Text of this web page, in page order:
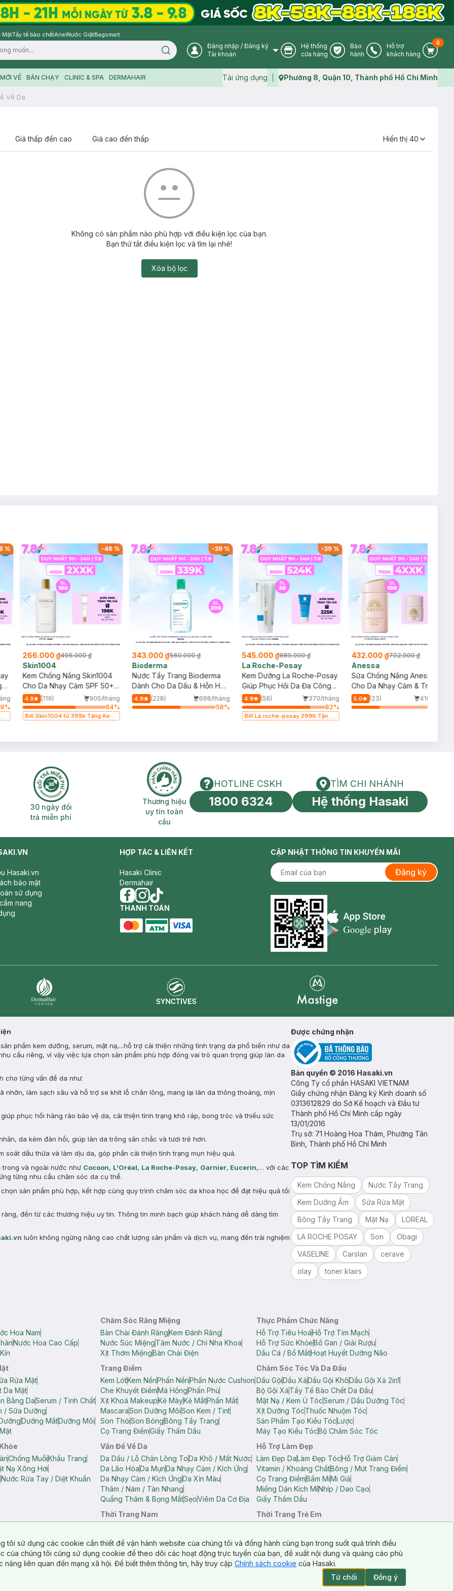
MặtTẩy tế bào chếtArielNước GiặtBagsmart
Search icon User Icon
Đăng nhập / Đăng ký
Tài khoản
Store Icon
Hệ thống
cửa hàng
Warranty Icon
Bảo
hành
Phone Icon
Hỗ trợ
khách hàng
Cart
0
VỀ BÁN CHẠY CLINIC & SPA DERMAHAIR Tải ứng dụng Map icon
Phường 8, Quận 10, Thành phố Hồ Chí Minh
Về Da
Giá thấp đến cao Giá cao đến thấp Hiển thị 40
Không có sản phẩm nào phù hợp với điều kiện lọc của bạn.
Bạn thử tắt điều kiện lọc và tìm lại nhé!
Xóa bộ lọc
%
%
-46%
266.000 ₫495.000 ₫
Skin1004
Kem Chống Nắng Skin1004
Cho Da Nhạy Cảm SPF 50+
50ml
4.8 (119)
905/tháng
64%
Bill Skin1004 từ 399k Tặng Kem
-39%
343.000 ₫560.000 ₫
Bioderma
Nước Tẩy Trang Bioderma
Dành Cho Da Dầu & Hỗn Hợp
500ml
4.9 (228)
698/tháng
58%
-39%
545.000 ₫889.000 ₫
La Roche-Posay
Kem Dưỡng La Roche-Posay
Giúp Phục Hồi Da Đa Công
Dụng 100ml
4.9 (56)
370/tháng
82%
Bill La roche-posay 399K Tặng
432.000 ₫702.000 ₫
Anessa
Sữa Chống Nắng Anessa
Cho Da Nhạy Cảm & Trẻ Em
60ml (Mới)
5.0 (23)
410/tháng
2H 30 ngày đổi trả miễn phí
30 ngày đổi
trả miễn phí
Thương hiệu uy tín toàn cầu
Thương hiệu
uy tín toàn
cầu
HOTLINE CSKH
HOTLINE CSKH
1800 6324
Tìm chi nhánh
TÌM CHI NHÁNH
Hệ thống Hasaki
Hasaki.vn
bảo mật
sử dụng
nang
HỢP TÁC & LIÊN KẾT
Hasaki Clinic
Dermahair
facebook
instagram
tiktok
THANH TOÁN
CẬP NHẬT THÔNG TIN KHUYẾN MÃI
Đăng ký
Appstore icon
phẩm kem dưỡng, serum, mặt nạ,...hỗ trợ cải thiện những tình trạng da phổ biến như da
cầu riêng, vì vậy việc lựa chọn sản phẩm phù hợp đóng vai trò quan trọng giúp làn da
cho từng vấn đề da như:
nhờn, làm sạch sâu và hỗ trợ se khít lỗ chân lông, mang lại làn da thông thoáng, mịn
phục hồi hàng rào bảo vệ da, cải thiện tình trạng khô ráp, bong tróc và thiếu sức
da kém đàn hồi, giúp làn da trông săn chắc và tươi trẻ hơn.
soát dầu thừa và làm dịu da, góp phần cải thiện tình trạng mụn hiệu quả.
và ngoài nước như Cocoon, L'Oréal, La Roche-Posay, Garnier, Eucerin,… với các
từng nhu cầu chăm sóc da cụ thể.
sản phẩm phù hợp, kết hợp cùng quy trình chăm sóc da khoa học để đạt hiệu quả tối
đến từ các thương hiệu uy tín. Thông tin minh bạch giúp khách hàng dễ dàng tìm
luôn không ngừng nâng cao chất lượng sản phẩm và dịch vụ, mang đến trải nghiệm
Được chứng nhận
Bản quyền © 2016 Hasaki.vn
Công Ty cổ phần HASAKI VIETNAM
Giấy chứng nhận Đăng ký Kinh doanh số
0313612829 do Sở Kế hoạch và Đầu tư
Thành phố Hồ Chí Minh cấp ngày
13/01/2016
Trụ sở: 71 Hoàng Hoa Thám, Phường Tân
Bình, Thành phố Hồ Chí Minh
TOP TÌM KIẾM
Kem Chống Nắng
Nước Tẩy Trang
Kem Dưỡng Ẩm
Sữa Rửa Mặt
Bông Tẩy Trang
Mặt Nạ
LOREAL
LA ROCHE POSAY
Son
Obagi
VASELINE
Carslan
cerave
olay
toner klairs
Hoa Nam
Nước Hoa Cao Cấp
Chăm Sóc Răng Miệng
Bàn Chải Đánh RăngKem Đánh Răng
Nước Súc MiệngTăm Nước / Chỉ Nha Khoa
Xịt Thơm MiệngBàn Chải Điện
Thực Phẩm Chức Năng
Hỗ Trợ Tiêu HoáHỗ Trợ Tim Mạch
Hỗ Trợ Sức KhỏeBổ Gan / Giải Rượu
Dầu Cá / Bổ MắtHoạt Huyết Dưỡng Não
Rửa Mặt
Da Mặt
Bằng DaSerum / Tinh Chất
/ Sữa Dưỡng
Dưỡng MắtDưỡng Môi
Trang Điểm
Kem LótKem NềnPhấn NềnPhấn Nước Cushion
Che Khuyết ĐiểmMá HồngPhấn Phủ
Xịt Khoá MakeupKẻ MàyKẻ MắtPhấn Mắt
MascaraSon Dưỡng MôiSon Kem / Tint
Son ThỏiSon BóngBông Tẩy Trang
Cọ Trang ĐiểmGiấy Thấm Dầu
Chăm Sóc Tóc Và Da Đầu
Dầu GộiDầu XảDầu Gội KhôDầu Gội Xả 2in1
Bộ Gội XảTẩy Tế Bào Chết Da Đầu
Mặt Nạ / Kem Ủ TócSerum / Dầu Dưỡng Tóc
Xịt Dưỡng TócThuốc Nhuộm Tóc
Sản Phẩm Tạo Kiểu TócLược
Máy Tạo Kiểu TócBộ Chăm Sóc Tóc
Chống MuỗiKhẩu Trang
Nạ Xông Hơi
Nước Rửa Tay / Diệt Khuẩn
Vấn Đề Về Da
Da Dầu / Lỗ Chân Lông ToDa Khô / Mất Nước
Da Lão HóaDa MụnDa Nhạy Cảm / Kích Ứng
Da Nhạy Cảm / Kích ỨngDa Xỉn Màu
Thâm / Nám / Tàn Nhang
Quầng Thâm & Bọng MắtSẹoViêm Da Cơ Địa
Hỗ Trợ Làm Đẹp
Làm Đẹp DaLàm Đẹp TócHỗ Trợ Giảm Cân
Vitamin / Khoáng ChấtBông / Mút Trang Điểm
Cọ Trang ĐiểmBấm MiMi Giả
Miếng Dán Kích MíNhíp / Dao Cạo
Giấy Thấm Dầu
Short Nữ
Thời Trang Nam
Thời Trang Trẻ Em
tôi sử dụng các cookie cần thiết để vận hành website của chúng tôi và đồng hành cùng bạn trong suốt quá trình điều
của chúng tôi cũng sử dụng cookie để theo dõi các hoạt động trực tuyến của bạn, đề xuất nội dung và quảng cáo phù
liên quan đến mạng xã hội. Để biết thêm thông tin, hãy truy cập Chính sách cookie của Hasaki.
Từ chối
Đồng ý